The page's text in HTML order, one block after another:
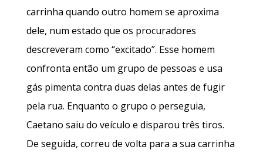
carrinha quando outro homem se aproxima
dele, num estado que os procuradores
descreveram como “excitado”. Esse homem
confronta então um grupo de pessoas e usa
gás pimenta contra duas delas antes de fugir
pela rua. Enquanto o grupo o perseguia,
Caetano saiu do veículo e disparou três tiros.
De seguida, correu de volta para a sua carrinha